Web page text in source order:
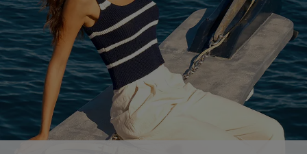
Polityka Prywatności
Warunki & Zasady
Łańcuch Dostaw Cupshe
20% Zniżki na SMS
Polityka Zwrotów
Rozpocznij Zwrot
Informacje o Rozmiarach
FAQS
Kontakt z Nami